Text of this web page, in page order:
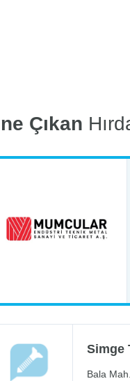
Çıkan
Simge
Bala